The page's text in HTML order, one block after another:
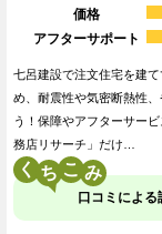
価格
アフターサポート
七呂建設で注文住宅を建
め、耐震性や気密断熱性
う！保障やアフターサー
務店リサーチ」だけ…
く こ
口コミによる